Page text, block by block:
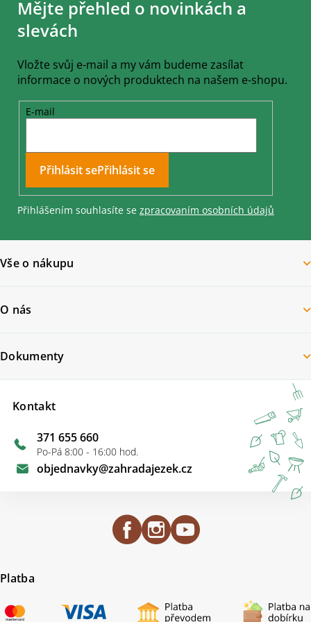
Mějte přehled o novinkách a
slevách
Vložte svůj e-mail a my vám budeme zasílat
informace o nových produktech na našem e-shopu.
E-mail
Přihlásit se
Přihlášením souhlasíte se zpracovaním osobních údajů
Vše o nákupu
O nás
Kontakt
objednavky@zahradajezek.cz
371 655 660
Po-Pá 8:00 - 16:00 hod.
Dokumenty
Platba